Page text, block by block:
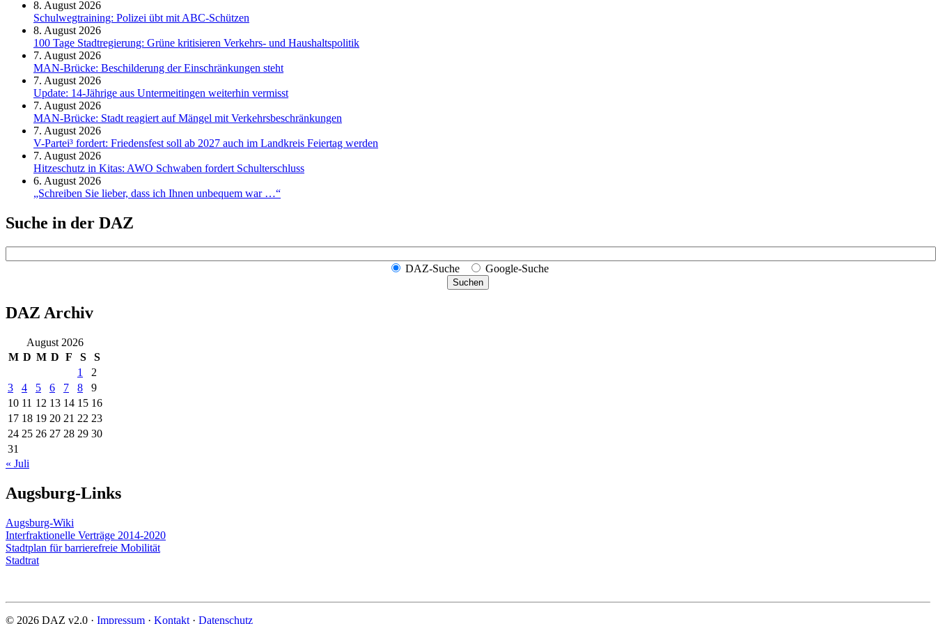
8. August 2026
Schul­weg­trai­ning: Poli­zei übt mit ABC-Schüt­zen
8. August 2026
100 Tage Stadtregierung: Grüne kritisieren Verkehrs- und Haushaltspolitik
7. August 2026
MAN-Brücke: Beschilderung der Einschränkungen steht
7. August 2026
Update: 14-Jährige aus Untermeitingen weiterhin vermisst
7. August 2026
MAN-Brücke: Stadt reagiert auf Mängel mit Verkehrsbeschränkungen
7. August 2026
V-Partei­³ fordert: Friedens­fest soll ab 2027 auch im Land­kreis Feier­tag werden
7. August 2026
Hitzeschutz in Kitas: AWO Schwaben fordert Schulterschluss
6. August 2026
„Schreiben Sie lieber, dass ich Ihnen unbequem war …“
Suche in der DAZ
DAZ-Suche Google-Suche
Suchen
DAZ Archiv
August 2026
M D M D F S
S
1
2
3
4 5 6 7 8
9
10 11 12 13 14 15 16
17 18 19 20 21 22 23
24 25 26 27 28 29 30
31
« Juli
Augsburg-Links
Augsburg-Wiki
Interfraktionelle Verträge 2014-2020
Stadtplan für barrierefreie Mobilität
Stadtrat
© 2026 DAZ v2.0 · Impressum · Kontakt · Datenschutz